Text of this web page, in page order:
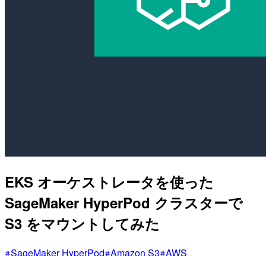
EKS オーケストレータを使った
SageMaker HyperPod クラスターで
S3 をマウントしてみた
SageMaker HyperPod Amazon S3 AWS